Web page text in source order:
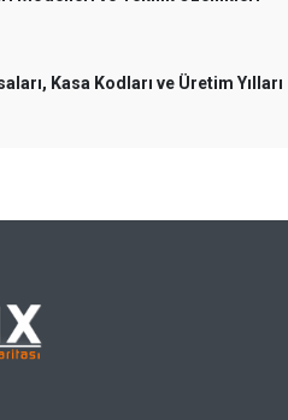
Kasa Kodları ve Üretim Yılları